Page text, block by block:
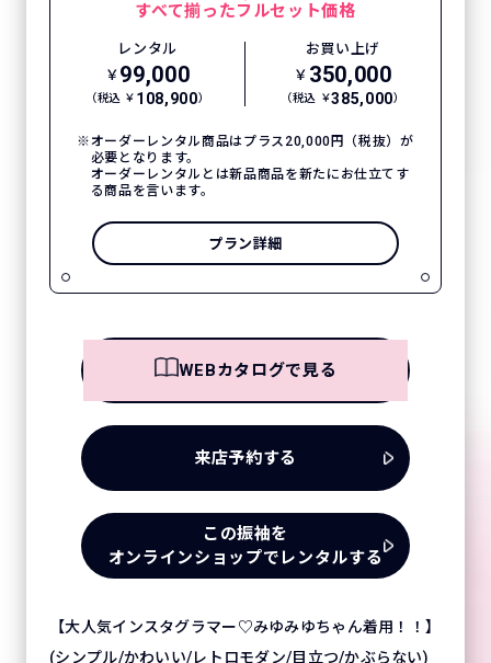
すべて揃ったフルセット価格
レンタル
￥ 99,000
（税込 ￥ 108,900）
お買い上げ
￥ 350,000
（税込 ￥385,000）
オーダーレンタル商品はプラス20,000円（税抜）が
必要となります。
オーダーレンタルとは新品商品を新たにお仕立てす
る商品を言います。
プラン詳細
WEBカタログで見る
来店予約する
この振袖を
オンラインショップでレンタルする
【大人気インスタグラマー♡みゆみゆちゃん着用！！】
(シンプル/かわいい/レトロモダン/目立つ/かぶらない)